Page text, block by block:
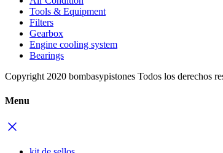
Tools & Equipment
Filters
Gearbox
Engine cooling system
Bearings
Copyright 2020 bombasypistones Todos los derechos
Menu